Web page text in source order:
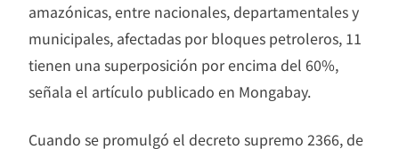
amazónicas, entre nacionales, departamentales y
municipales, afectadas por bloques petroleros, 11
tienen una superposición por encima del 60%,
señala el artículo publicado en Mongabay.
Cuando se promulgó el decreto supremo 2366, de